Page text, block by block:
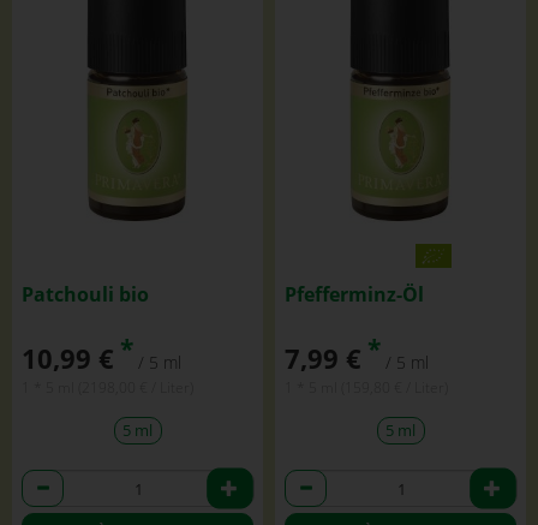
Patchouli bio
10,99 € * / 5 ml
5 ml
Anzahl
Pfefferminz-Öl
7,99 € * / 5 ml
5 ml
Anzahl